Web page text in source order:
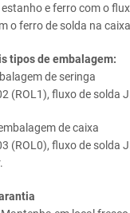
e ferro com o
o ferro de solda na
tipos de embalagem:
de seringa
(ROL1), fluxo de solda
de caixa
(ROL0), fluxo de solda